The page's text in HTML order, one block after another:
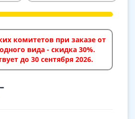
комитетов при заказе от
вида - скидка 30%.
до 30 сентября 2026.